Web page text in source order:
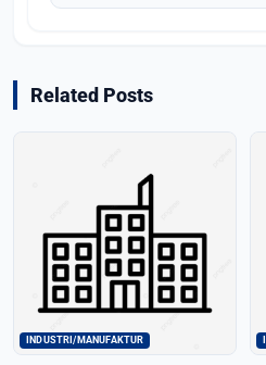
Related Posts
INDUSTRI/MANUFAKTUR